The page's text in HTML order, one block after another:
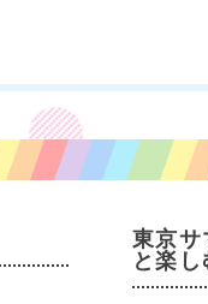
東京サ
と楽し